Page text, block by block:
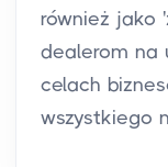
również jako
dealerom na
celach
wszystkiego